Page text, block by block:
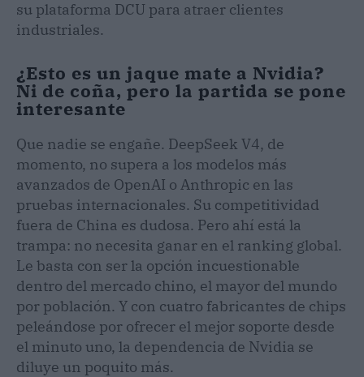
su plataforma DCU para atraer clientes
industriales.
¿Esto es un jaque mate a Nvidia?
Ni de coña, pero la partida se pone
interesante
Que nadie se engañe. DeepSeek V4, de
momento, no supera a los modelos más
avanzados de OpenAI o Anthropic en las
pruebas internacionales. Su competitividad
fuera de China es dudosa. Pero ahí está la
trampa: no necesita ganar en el ranking global.
Le basta con ser la opción incuestionable
dentro del mercado chino, el mayor del mundo
por población. Y con cuatro fabricantes de chips
peleándose por ofrecer el mejor soporte desde
el minuto uno, la dependencia de Nvidia se
diluye un poquito más.